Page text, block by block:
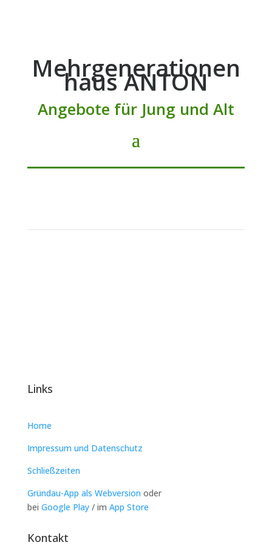
Mehrgenerationen
haus ANTON
Angebote für Jung und Alt
Links
Home
Impressum und Datenschutz
Schließzeiten
Gründau-App als Webversion oder
bei Google Play/ im App Store
Kontakt